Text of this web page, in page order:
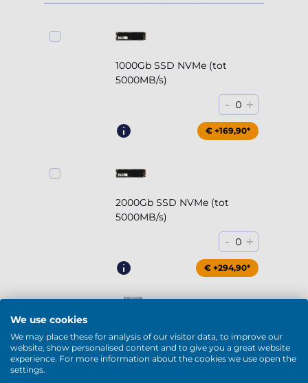
1000Gb SSD NVMe (tot
5000MB/s)
- 0 +
€ +169,90*
2000Gb SSD NVMe (tot
5000MB/s)
- 0 +
€ +294,90*
2000Gb HDD 7200rpm (3.5'')
- 0 +
We use cookies
We may place these for analysis of our visitor data, to improve our
website, show personalised content and to give you a great website
experience. For more information about the cookies we use open the
settings.